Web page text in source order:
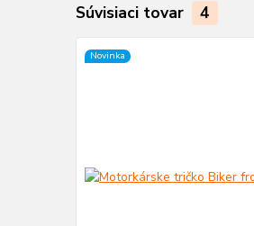
Súvisiaci tovar 4
Novinka